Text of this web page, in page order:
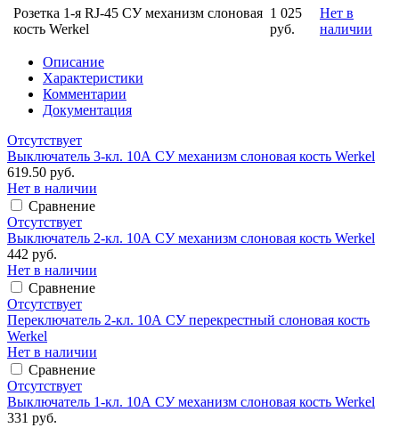
Розетка 1-я RJ-45 СУ механизм слоновая
кость Werkel
1 025
руб.
Нет в
наличии
Описание
Характеристики
Комментарии
Документация
Отсутствует
Выключатель 3-кл. 10А СУ механизм слоновая кость Werkel
619.50 руб.
Нет в наличии
Сравнение
Отсутствует
Выключатель 2-кл. 10А СУ механизм слоновая кость Werkel
442 руб.
Нет в наличии
Сравнение
Отсутствует
Переключатель 2-кл. 10А СУ перекрестный слоновая кость
Werkel
Нет в наличии
Сравнение
Отсутствует
Выключатель 1-кл. 10А СУ механизм слоновая кость Werkel
331 руб.